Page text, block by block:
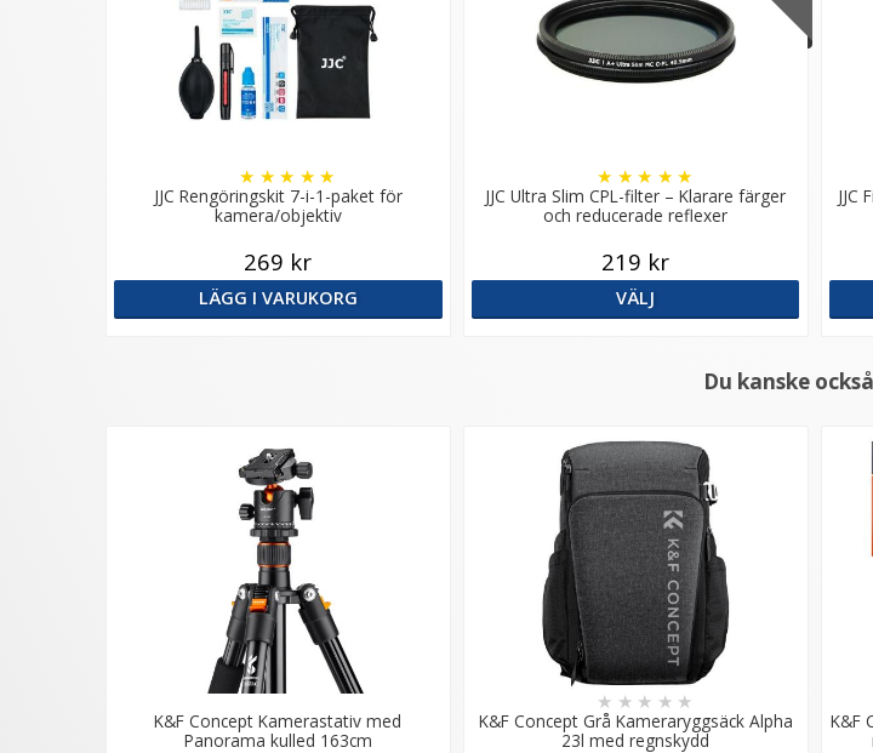
JJC Rengöringskit 7-i-1-paket för
kamera/objektiv
★ ★ ★ ★ ★
269 kr
LÄGG I VARUKORG
JJC Ultra Slim CPL-filter – Klarare färger
och reducerade reflexer
★ ★ ★ ★ ★
219 kr
VÄLJ
JJC
Du kanske
K&F Concept Kamerastativ med
Panorama kulled 163cm
K&F Concept Grå Kameraryggsäck Alpha
23l med regnskydd
★ ★ ★ ★ ★
K&F